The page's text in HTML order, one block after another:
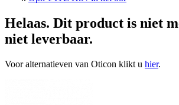
Helaas. Dit product is niet
niet leverbaar.
Voor alternatieven van Oticon klikt u hier.